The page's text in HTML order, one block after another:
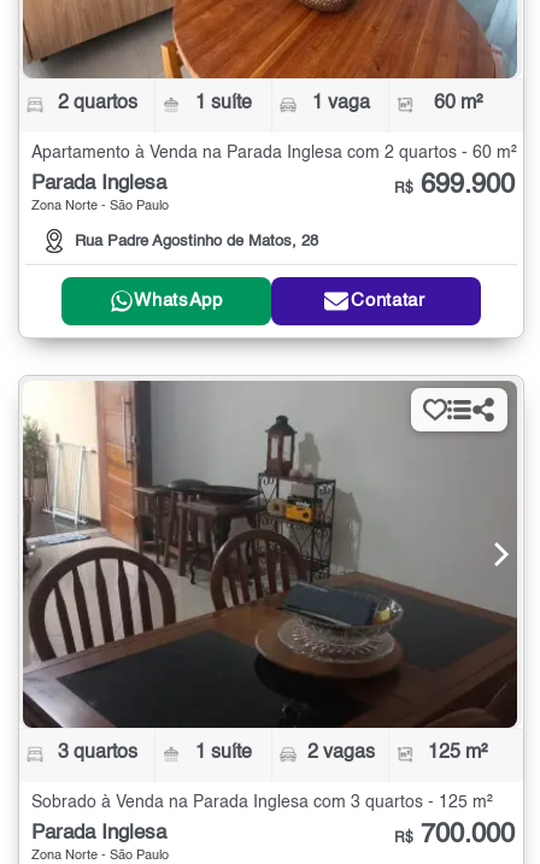
2 quartos 1 suíte 1 vaga 60 m²
Apartamento à Venda na Parada Inglesa com 2 quartos - 60 m²
Parada Inglesa
Zona Norte - São Paulo
Rua Padre Agostinho de Matos, 28
R$ 699.900
WhatsApp Contatar
3 quartos 1 suíte 2 vagas 125 m²
Sobrado à Venda na Parada Inglesa com 3 quartos - 125 m²
Parada Inglesa
Zona Norte - São Paulo
R$ 700.000